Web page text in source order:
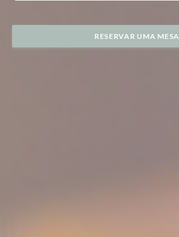
RESERVAR UMA MESA